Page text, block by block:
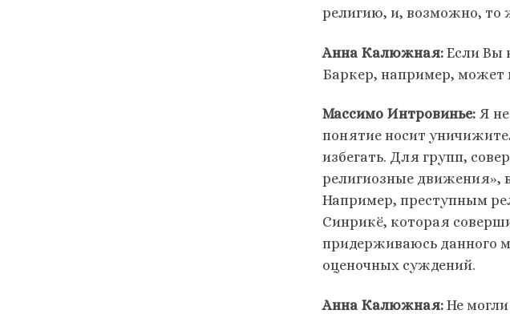
религию, и, возможно, то
Анна Калюжная: Если Вы
Баркер, например, может
Массимо Интровинье: Я
понятие носит
избегать. Для групп,
религиозные движения»,
Например, преступным
Синрикё, которая
придерживаюсь данного
оценочных суждений.
Анна Калюжная: Не